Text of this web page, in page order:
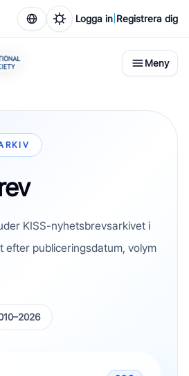
Logga in Registrera dig
Meny
KISS-nyhetsbrevsarkivet i
efter publiceringsdatum, volym